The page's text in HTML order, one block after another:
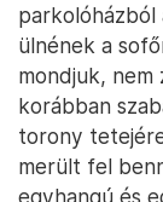
ülnének a
mondjuk,
korábban
torony
merült fel
egyhangú és